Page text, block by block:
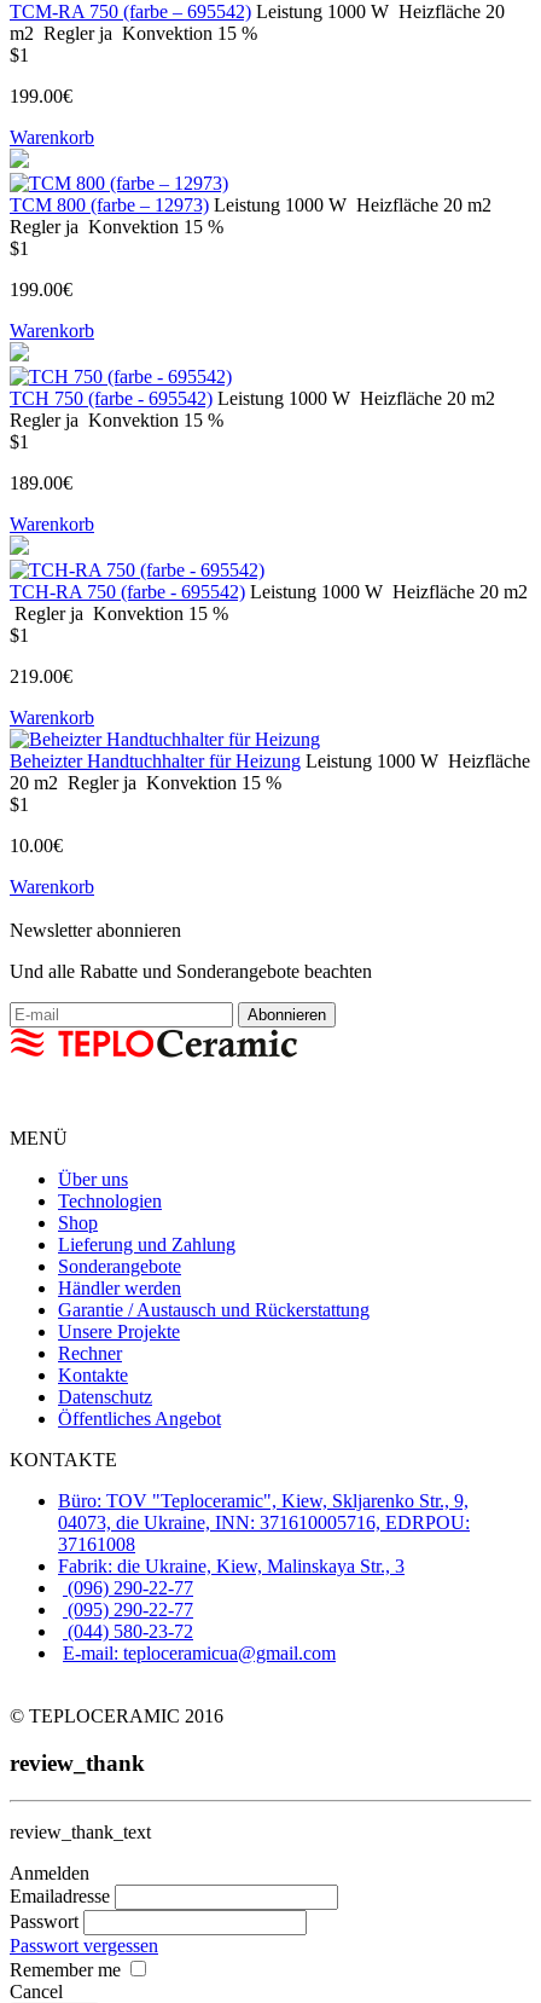
ТСМ-RA 750 (farbe – 695542) Leistung 1000 W Heizfläche 20
m2 Regler ja Konvektion 15 %
$1
199.00€
Warenkorb
ТСМ 800 (farbe – 12973) Leistung 1000 W Heizfläche 20 m2
Regler ja Konvektion 15 %
$1
199.00€
Warenkorb
TCH 750 (farbe - 695542) Leistung 1000 W Heizfläche 20 m2
Regler ja Konvektion 15 %
$1
189.00€
Warenkorb
TCH-RA 750 (farbe - 695542) Leistung 1000 W Heizfläche 20 m2
Regler ja Konvektion 15 %
$1
219.00€
Warenkorb
Beheizter Handtuchhalter für Heizung Leistung 1000 W Heizfläche
20 m2 Regler ja Konvektion 15 %
$1
10.00€
Warenkorb
Newsletter abonnieren
Und alle Rabatte und Sonderangebote beachten
MENÜ
Über uns
Technologien
Shop
Lieferung und Zahlung
Sonderangebote
Händler werden
Garantie / Austausch und Rückerstattung
Unsere Projekte
Rechner
Kontakte
Datenschutz
Öffentliches Angebot
KONTAKTE
Büro: TOV "Teploceramic", Kiew, Skljarenko Str., 9,
04073, die Ukraine, INN: 371610005716, EDRPOU:
37161008
Fabrik: die Ukraine, Kiew, Malinskaya Str., 3
(096) 290-22-77
(095) 290-22-77
(044) 580-23-72
E-mail: teploceramicua@gmail.com
© TEPLOCERAMIC 2016
review_thank
review_thank_text
Anmelden
Emailadresse
Passwort
Passwort vergessen
Remember me
Cancel